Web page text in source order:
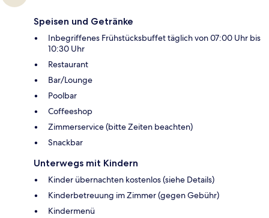
Speisen und Getränke
Inbegriffenes Frühstücksbuffet täglich von 07:00 Uhr bis
10:30 Uhr
Restaurant
Bar/Lounge
Poolbar
Coffeeshop
Zimmerservice (bitte Zeiten beachten)
Snackbar
Unterwegs mit Kindern
Kinder übernachten kostenlos (siehe Details)
Kinderbetreuung im Zimmer (gegen Gebühr)
Kindermenü